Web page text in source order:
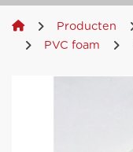
Producten
PVC foam